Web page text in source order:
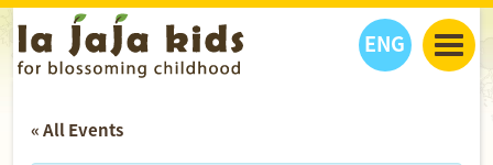
ENG
« All Events